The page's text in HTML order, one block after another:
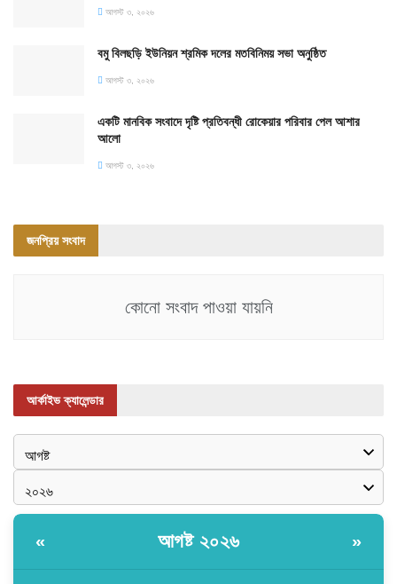
আগস্ট ৩, ২০২৬
বমু বিলছড়ি ইউনিয়ন শ্রমিক দলের মতবিনিময় সভা অনুষ্ঠিত
আগস্ট ৩, ২০২৬
একটি মানবিক সংবাদে দৃষ্টি প্রতিবন্ধী রোকেয়ার পরিবার পেল আশার
আলো
আগস্ট ৩, ২০২৬
জনপ্রিয় সংবাদ
কোনো সংবাদ পাওয়া যায়নি
আর্কাইভ ক্যালেন্ডার
« আগষ্ট ২০২৬ »